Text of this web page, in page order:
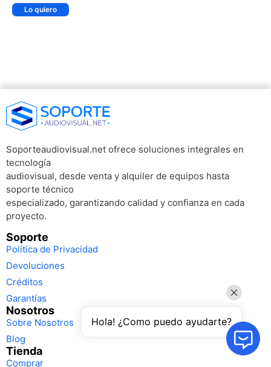
Lo quiero
Soporteaudiovisual.net ofrece soluciones integrales en
tecnología
audiovisual, desde venta y alquiler de equipos hasta
soporte técnico
especializado, garantizando calidad y confianza en cada
proyecto.
Soporte
Política de Privacidad
Devoluciones
Créditos
Garantías
Nosotros
Sobre Nosotros
Blog
Tienda
Comprar
Hola! ¿Como puedo ayudarte?